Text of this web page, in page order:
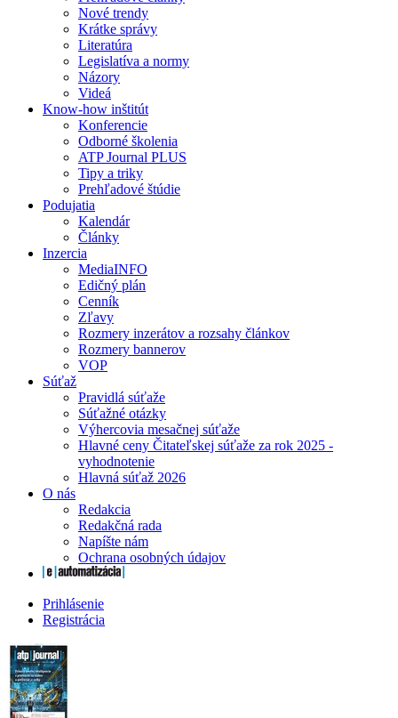
Nové trendy
Krátke správy
Literatúra
Legislatíva a normy
Názory
Videá
Know-how inštitút
Konferencie
Odborné školenia
ATP Journal PLUS
Tipy a triky
Prehľadové štúdie
Podujatia
Kalendár
Články
Inzercia
MediaINFO
Edičný plán
Cenník
Zľavy
Rozmery inzerátov a rozsahy článkov
Rozmery bannerov
VOP
Súťaž
Pravidlá súťaže
Súťažné otázky
Výhercovia mesačnej súťaže
Hlavné ceny Čitateľskej súťaže za rok 2025 -
vyhodnotenie
Hlavná súťaž 2026
O nás
Redakcia
Redakčná rada
Napíšte nám
Ochrana osobných údajov
Prihlásenie
Registrácia